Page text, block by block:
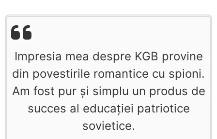
Impresia mea despre KGB provine
din povestirile romantice cu spioni.
Am fost pur şi simplu un produs de
succes al educaţiei patriotice
sovietice.